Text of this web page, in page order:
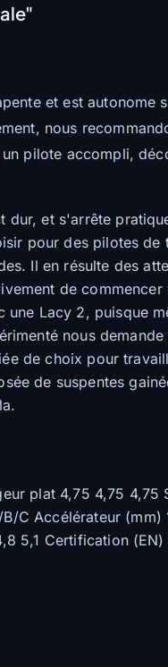
et est
nous
pilote accompli,
et s'arrête
pour des pilotes
Il en résulte des
de
Lacy 2, puisque
nous
de choix pour
de suspentes
plat 4,75 4,75
C Accélérateur
5,1 Certification (EN)